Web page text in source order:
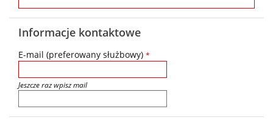
Informacje kontaktowe
E-mail (preferowany służbowy) *
Jeszcze raz wpisz mail